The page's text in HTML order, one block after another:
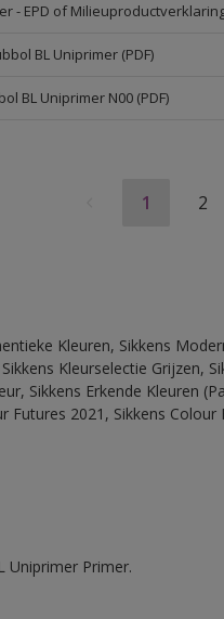
- EPD of
BL Uniprimer (PDF)
BL Uniprimer N00 (PDF)
1 2
Kleuren, Sikkens
Kleurselectie Grijzen,
Sikkens Erkende Kleuren
Futures 2021, Sikkens
Uniprimer Primer.